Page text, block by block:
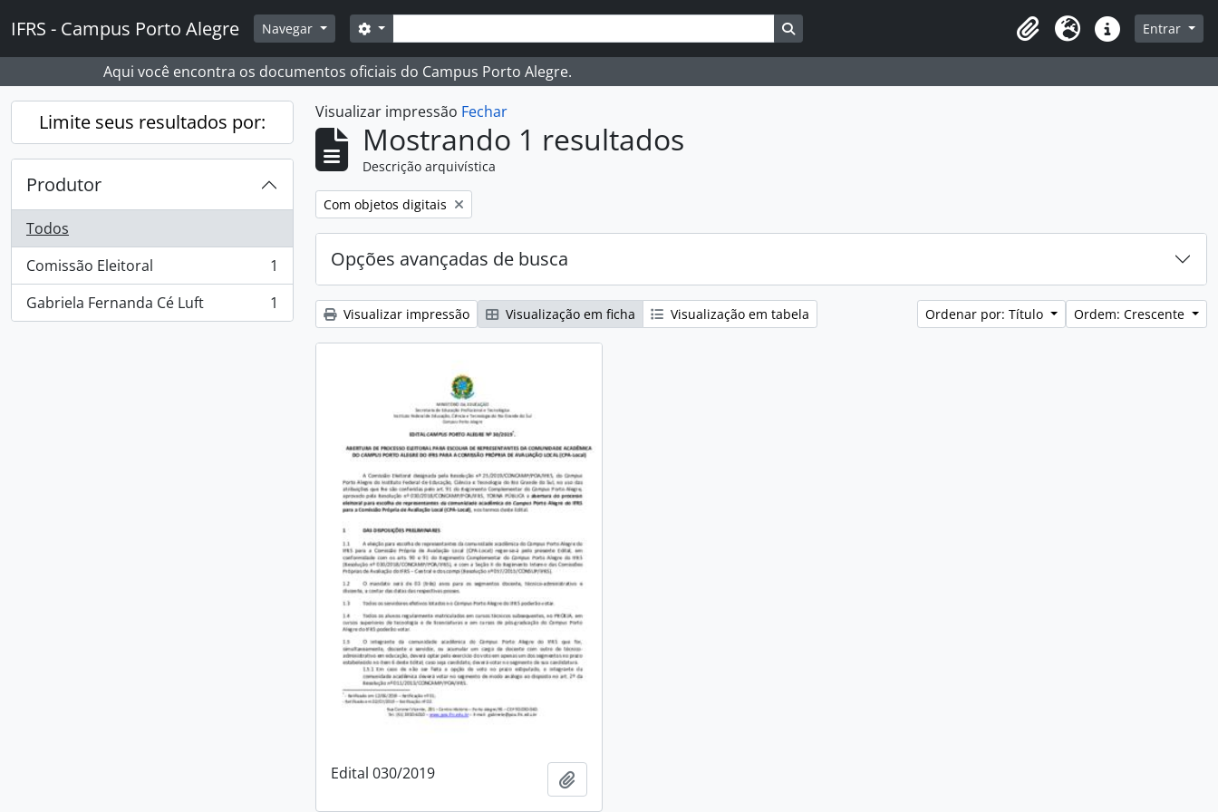
IFRS - Campus Porto Alegre Navegar Buscar
Opções de busca Busque na página de navegação
Idioma Atalhos Entrar
Aqui você encontra os documentos oficiais do Campus Porto Alegre.
Limite seus resultados por:
Produtor
Todos
Comissão Eleitoral
, 1 resultados
1
Gabriela Fernanda Cé Luft
, 1 resultados 1
Visualizar impressão Fechar
Mostrando 1 resultados
Descrição arquivística
Remover filtro:
Com objetos digitais
Opções avançadas de busca
Visualizar impressão Visualização em ficha Visualização em tabela Ordenar por: Título Ordem: Crescente
Edital 030/2019